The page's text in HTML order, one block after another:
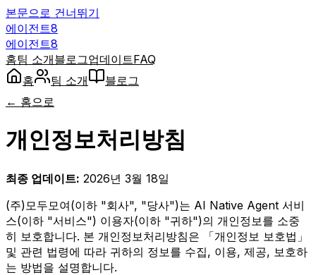
본문으로 건너뛰기
에이전트8
에이전트8
홈팀 소개블로그업데이트FAQ
홈
팀 소개
블로그
← 홈으로
개인정보처리방침
최종 업데이트: 2026년 3월 18일
(주)모두모여(이하 "회사", "당사")는 AI Native Agent 서비
스(이하 "서비스") 이용자(이하 "귀하")의 개인정보를 소중
히 보호합니다. 본 개인정보처리방침은 「개인정보 보호법」
및 관련 법령에 따라 귀하의 정보를 수집, 이용, 제공, 보호하
는 방법을 설명합니다.